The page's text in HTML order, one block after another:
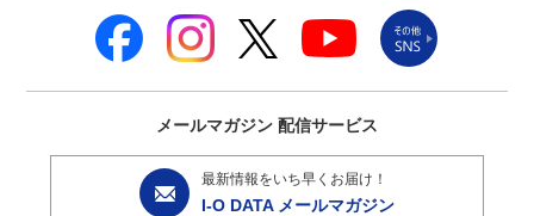
メールマガジン 配信サービス
最新情報をいち早くお届け！
I-O DATA メールマガジン